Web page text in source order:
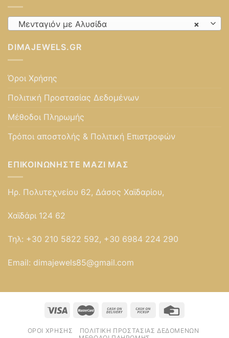
×
Μενταγιόν με Αλυσίδα
DIMAJEWELS.GR
Όροι Χρήσης
Πολιτική Προστασίας Δεδομένων
Μέθοδοι Πληρωμής
Τρόποι αποστολής & Πολιτική Επιστροφών
ΕΠΙΚΟΙΝΩΝΉΣΤΕ ΜΑΖΊ ΜΑΣ
Ηρ. Πολυτεχνείου 62, Δάσος Χαϊδαρίου,
Χαϊδάρι 124 62
Τηλ: +30 210 5822 592, +30 6984 224 290
Email: dimajewels85@gmail.com
ΌΡΟΙ ΧΡΉΣΗΣ
ΠΟΛΙΤΙΚΉ ΠΡΟΣΤΑΣΊΑΣ ΔΕΔΟΜΈΝΩΝ